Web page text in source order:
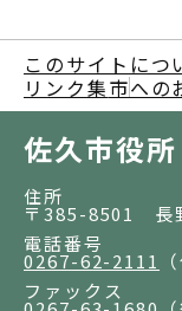
このサイトにつ
リンク集市への
佐久市役所
住所
〒385-8501 長
電話番号
0267-62-2111
ファックス